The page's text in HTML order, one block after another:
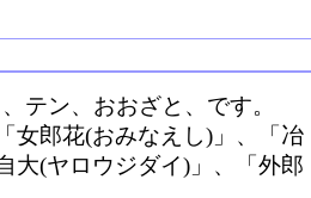
テン、おおざと、です。
女郎花(おみなえし)」、「冶
大(ヤロウジダイ)」、「外郎